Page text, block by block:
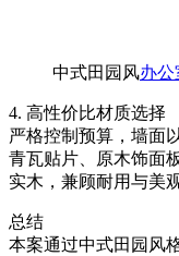
中式田园风办公
4. 高性价比材质选择
严格控制预算，墙面
青瓦贴片、原木饰面
实木，兼顾耐用与美观
总结
本案通过中式田园风